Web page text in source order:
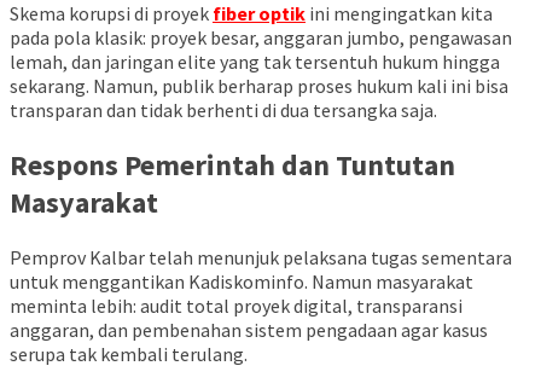
Skema korupsi di proyek fiber optik ini mengingatkan kita
pada pola klasik: proyek besar, anggaran jumbo, pengawasan
lemah, dan jaringan elite yang tak tersentuh hukum hingga
sekarang. Namun, publik berharap proses hukum kali ini bisa
transparan dan tidak berhenti di dua tersangka saja.
Respons Pemerintah dan Tuntutan
Masyarakat
Pemprov Kalbar telah menunjuk pelaksana tugas sementara
untuk menggantikan Kadiskominfo. Namun masyarakat
meminta lebih: audit total proyek digital, transparansi
anggaran, dan pembenahan sistem pengadaan agar kasus
serupa tak kembali terulang.